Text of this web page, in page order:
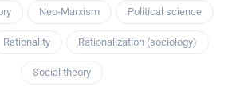
Neo-Marxism Political science
Rationality Rationalization (sociology)
Social theory